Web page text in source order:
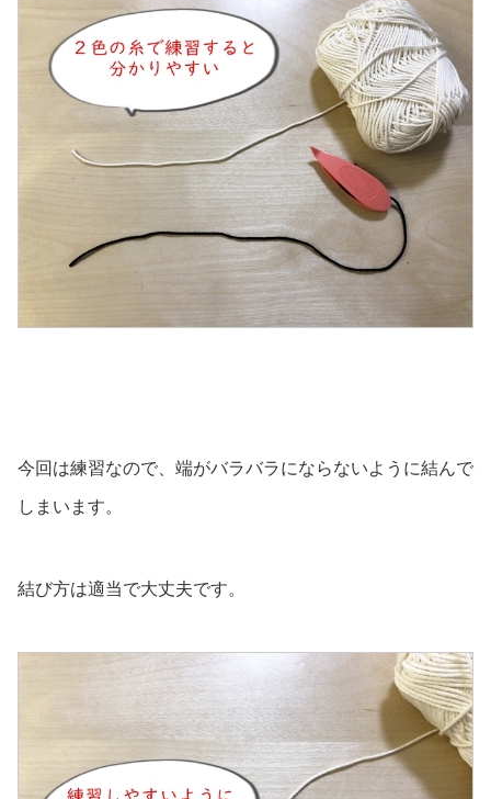
今回は練習なので、端がバラバラにならないように結んで
しまいます。
結び方は適当で大丈夫です。